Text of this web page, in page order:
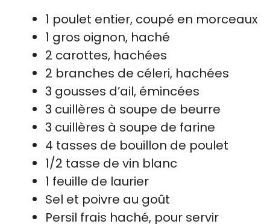
1 poulet entier, coupé en morceaux
1 gros oignon, haché
2 carottes, hachées
2 branches de céleri, hachées
3 gousses d’ail, émincées
3 cuillères à soupe de beurre
3 cuillères à soupe de farine
4 tasses de bouillon de poulet
1/2 tasse de vin blanc
1 feuille de laurier
Sel et poivre au goût
Persil frais haché, pour servir